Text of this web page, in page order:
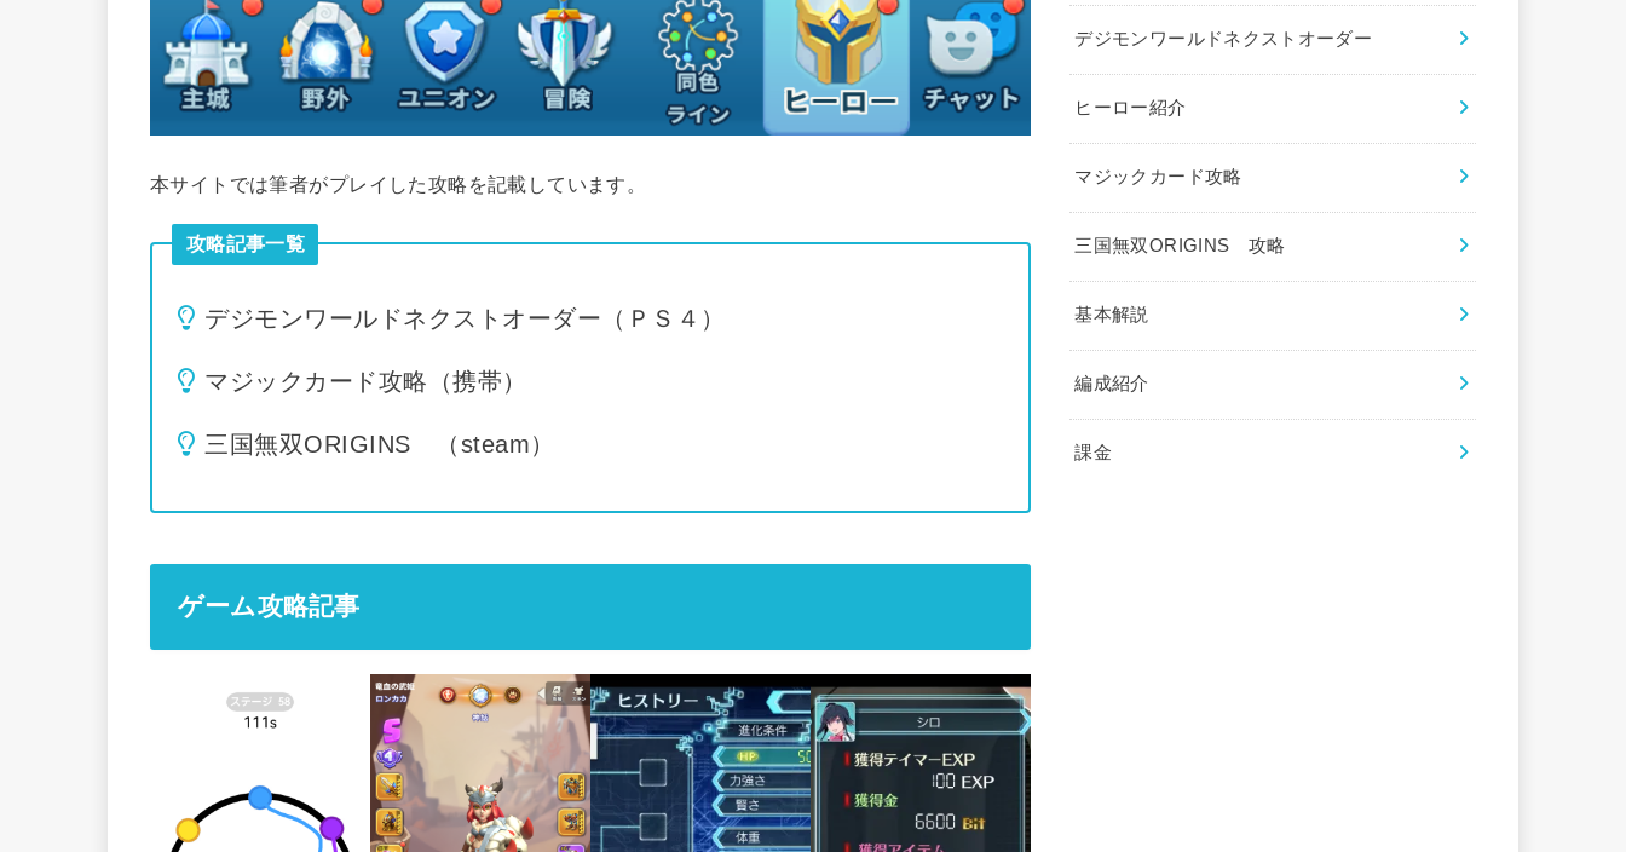
本サイトでは筆者がプレイした攻略を記載しています。
攻略記事一覧
デジモンワールドネクストオーダー（ＰＳ４）
マジックカード攻略（携帯）
三国無双ORIGINS （steam）
ゲーム攻略記事
デジモンワールドネクストオーダー
ヒーロー紹介
マジックカード攻略
三国無双ORIGINS 攻略
基本解説
編成紹介
課金